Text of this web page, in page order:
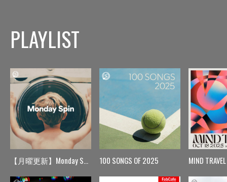
PLAYLIST
【月曜更新】Monday Spin 100 SONGS OF 2025 MIND TRAVEL